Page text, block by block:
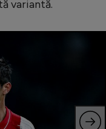
variantă.